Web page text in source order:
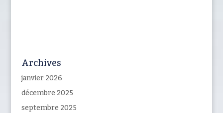
Archives
janvier 2026
décembre 2025
septembre 2025